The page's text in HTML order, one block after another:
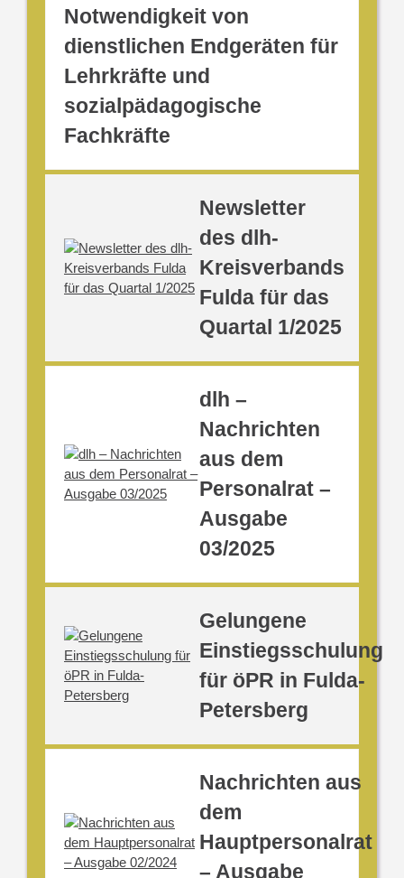
Notwendigkeit von
dienstlichen Endgeräten für
Lehrkräfte und
sozialpädagogische
Fachkräfte
Newsletter
des dlh-
Kreisverbands
Fulda für das
Quartal 1/2025
dlh –
Nachrichten
aus dem
Personalrat –
Ausgabe
03/2025
Gelungene
Einstiegsschulung
für öPR in Fulda-
Petersberg
Nachrichten aus
dem
Hauptpersonalrat
– Ausgabe